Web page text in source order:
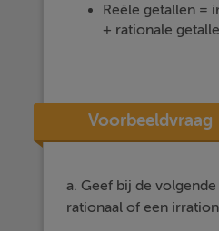
Reële getallen =
+ rationale
Voorbeeldvraag
a. Geef bij de
rationaal of een